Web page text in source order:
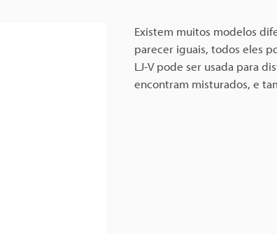
Existem muitos modelos
parecer iguais, todos eles
LJ-V pode ser usada para
encontram misturados, e